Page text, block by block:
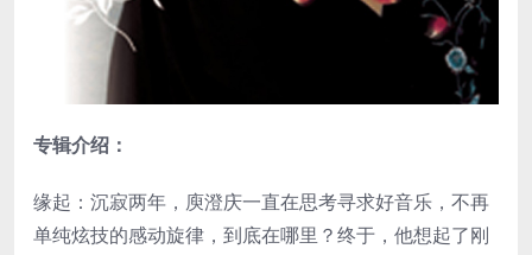
专辑介绍：
缘起：沉寂两年，庾澄庆一直在思考寻求好音乐，不再
单纯炫技的感动旋律，到底在哪里？终于，他想起了刚